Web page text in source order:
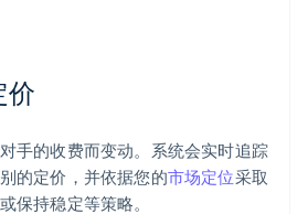
价
手的收费而变动。系统会实时追踪
的定价，并依据您的市场定位采取
保持稳定等策略。